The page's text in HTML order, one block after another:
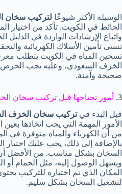
الوسيلة الأكثر شيوعًا لتركيب سخان
الحائط في الكويت. تأكد من اختيار
واتباع الإرشادات الواردة في الدليل
تنسى تأمين الأسلاك الكهربائية
تسخين المياه في الكويت يتطلب
الخزف السعودي، وعليه يجب الحرص
صحيحة وآمنة.
3.
أمور تحتاجها قبل تركيب سخان
قبل البدء فيتركيب سخان الخزف
الأمور المهمة التي يجب اتخاذها بعين
من أن الكهرباء والمياه متوفرة في
بالإضافة إلى ذلك، يجب عليك اختيار
السخان بشكل مناسب. من الأفضل
ويسهل الوصول إليه، مثل الحمام أو
المكان الذي تم اختياره للتركيب
لتشغيل السخان بشكل سليم.